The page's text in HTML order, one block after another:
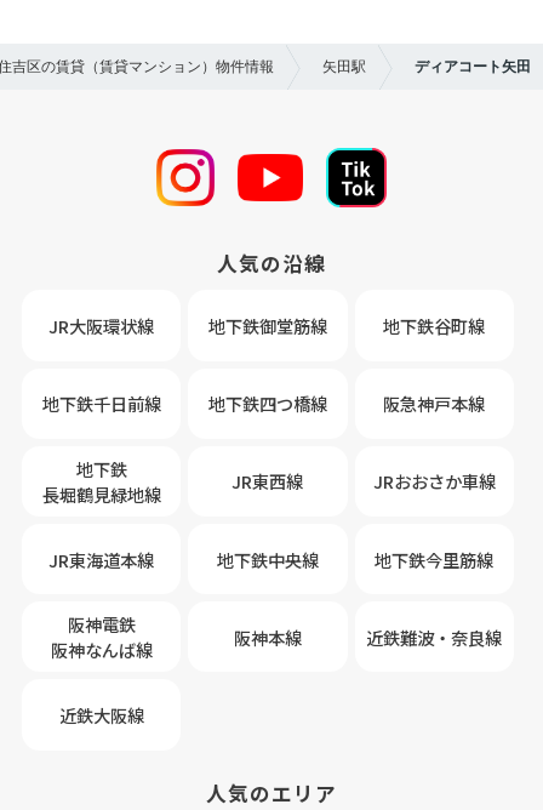
吉区の賃貸（賃貸マンション）物件情報 矢田駅 ディアコート矢田
人気の沿線
JR大阪環状線 地下鉄御堂筋線 地下鉄谷町線
地下鉄千日前線 地下鉄四つ橋線 阪急神戸本線
地下鉄
長堀鶴見緑地線
JR東西線 JRおおさか車線
JR東海道本線 地下鉄中央線 地下鉄今里筋線
阪神電鉄
阪神なんば線
阪神本線 近鉄難波・奈良線
近鉄大阪線
人気のエリア